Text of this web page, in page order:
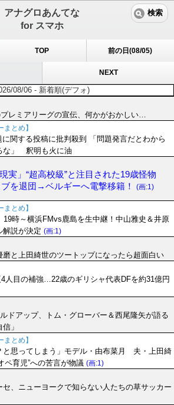
アナグロあんてな
for スマホ
検索
TOP 前の日(08/05)
NEXT
08/06 - 新着順(デフォ)
プレミアリーグの宣伝、何かがおかしい…
とめ】
関する投稿に批判殺到 「問題発言だとわから
な」 釈明も火に油
実」“超高校級”と注目された19歳怪物
ブを退団→ベルギーへ電撃移籍！
(画:1)
とめ】
19時～横浜FMvs鹿島を生中継！中山雅史＆井原
解説が決定 (画:1)
と上田綺世のツートップになったら超面白い
人目の補強…22歳のギリシャ代表DFを約31億円
ドアップ、トム・グローバー＆西尾隆矢が語る
」
とめ】
と思ってしまう」モデル・由布菜月 夫・上田綺
ペ育児”への苦言が物議 (画:1)
セ、ニューヨークで知らない人たちの草サッカー